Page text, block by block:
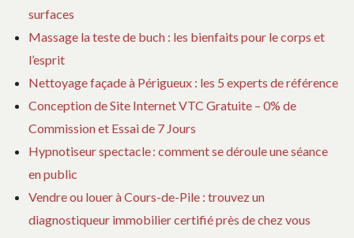
surfaces
Massage la teste de buch : les bienfaits pour le corps et
l’esprit
Nettoyage façade à Périgueux : les 5 experts de référence
Conception de Site Internet VTC Gratuite – 0% de
Commission et Essai de 7 Jours
Hypnotiseur spectacle : comment se déroule une séance
en public
Vendre ou louer à Cours-de-Pile : trouvez un
diagnostiqueur immobilier certifié près de chez vous